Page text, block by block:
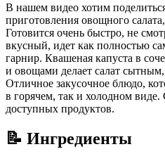
В нашем видео хотим
приготовления овощного
Готовится очень быстро, не
вкусный, идет как полностью
гарнир. Квашеная капуста в
и овощами делает салат
Отличное закусочное блюдо,
в горячем, так и холодном
доступных продуктов.
📝 Ингредиенты